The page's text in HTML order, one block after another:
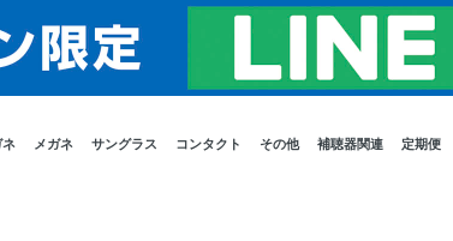
ネ メガネ サングラス コンタクト その他 補聴器関連 定期便